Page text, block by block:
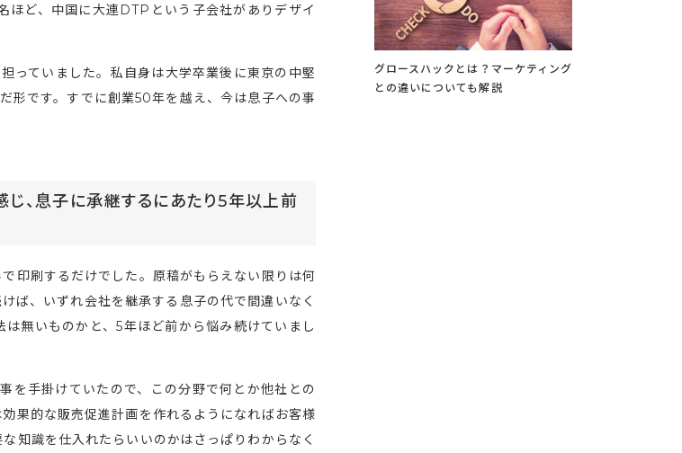
ほど、中国に大連DTPという子会社がありデザイ
っていました。私自身は大学卒業後に東京の中堅
形です。すでに創業50年を越え、今は息子への事
、息子に承継するにあたり5年以上前
印刷するだけでした。原稿がもらえない限りは何
ば、いずれ会社を継承する息子の代で間違いなく
無いものかと、5年ほど前から悩み続けていまし
を手掛けていたので、この分野で何とか他社との
果的な販売促進計画を作れるようになればお客様
知識を仕入れたらいいのかはさっぱりわからなく
グロースハックとは？マーケティング
との違いについても解説